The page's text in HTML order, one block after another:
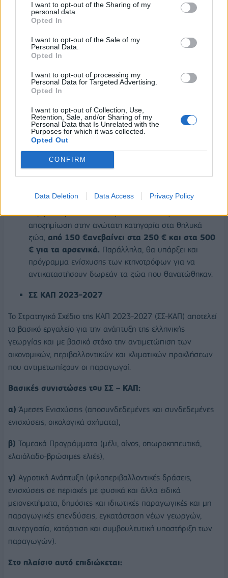
I want to opt-out of the Sharing of my
personal data.
Opted In
I want to opt-out of the Sale of my
Personal Data.
Opted In
I want to opt-out of processing my
Personal Data for Targeted Advertising.
Opted In
I want to opt-out of Collection, Use,
Retention, Sale, and/or Sharing of my
Personal Data that Is Unrelated with the
Purposes for which it was collected.
Opted Out
CONFIRM
Data Deletion Data Access Privacy Policy
καλυπτόμενες από τον ΕΛ.Γ.Α.
ζωικού κεφαλαίου, διετέθησαν προς εξόφληση των
κτηνοτρόφων συνολικά
κτηνοτρόφους της Π.Ε. Έβρου, 261.488 € και σε 16
κτηνοτρόφους της Π.Ε. Ροδόπης, 44.824 €.
Ενισχύσεις σε κτηνοτρόφους
Σημαντικές ενισχύσεις θα δοθούν στους κτηνοτρόφους
των οποίων τα ζώα επλήγησαν από την πανώλη και
την ευλογιά.
Εκδίδεται νέα ΚΥΑ, σύμφωνα με την οποία
αναθεωρείται το ποσό αποζημίωσης ανά ζώο που
μηρυκαστικών και της ευλογιάς των προβάτων
Σύμφωνα με τη νέα απόφαση η κατά κεφαλή
αποζημίωση στην ανώτατη κατηγορία στα θηλυκά
ζώα, από 150 €ανεβαίνει στα 250 € και στα 500
€ για τα αρσενικά. Παράλληλα, θα υπάρξει και
πρόγραμμα ενίσχυσης των κτηνοτρόφων για να
αντικαταστήσουν δωρεάν τα ζώα που θανατώθηκαν.
ΣΣ ΚΑΠ 2023-2027
Το Στρατηγικό Σχέδιο της ΚΑΠ 2023-2027 (ΣΣ-ΚΑΠ) αποτελεί
το βασικό εργαλείο για την ανάπτυξη της ελληνικής
γεωργίας και με βασικό στόχο την αντιμετώπιση των
οικονομικών, περιβαλλοντικών και κλιματικών προκλήσεων
που αντιμετωπίζουν οι παραγωγοί.
Βασικές συνιστώσες του ΣΣ – ΚΑΠ:
α) Άμεσες Ενισχύσεις (αποσυνδεδεμένες και συνδεδεμένες
ενισχύσεις, οικολογικά σχήματα),
β) Τομεακά Προγράμματα (μέλι, οίνος, οπωροκηπευτικά,
ελαιόλαδο-βρώσιμες ελιές),
γ) Αγροτική Ανάπτυξη (φιλοπεριβαλλοντικές δράσεις,
ενισχύσεις σε περιοχές με φυσικά και άλλα ειδικά
μειονεκτήματα, δημόσιες και ιδιωτικές παραγωγικές και μη
παραγωγικές επενδύσεις, εγκατάσταση νέων γεωργών,
συνεργασία, κατάρτιση και συμβουλευτική υποστήριξη των
παραγωγών).
Στο πλαίσιο αυτό επιδιώκεται: